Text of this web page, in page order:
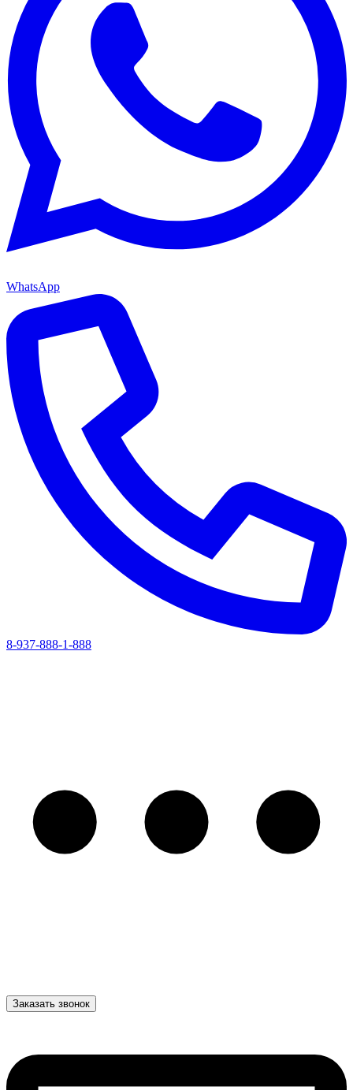
WhatsApp
8-937-888-1-888
Заказать звонок